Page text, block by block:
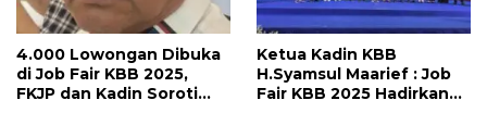
4.000 Lowongan Dibuka
di Job Fair KBB 2025,
FKJP dan Kadin Soroti
Ketua Kadin KBB
H.Syamsul Maarief : Job
Fair KBB 2025 Hadirkan